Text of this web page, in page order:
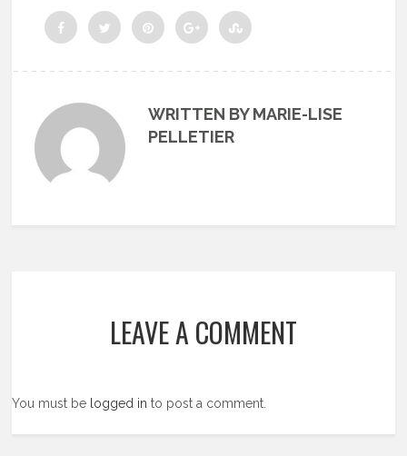
WRITTEN BY MARIE-LISE
PELLETIER
LEAVE A COMMENT
You must be logged in to post a comment.